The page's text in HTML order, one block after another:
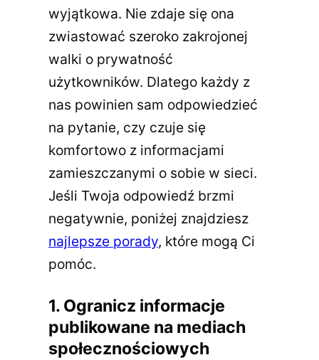
wyjątkowa. Nie zdaje się ona
zwiastować szeroko zakrojonej
walki o prywatność
użytkowników. Dlatego każdy z
nas powinien sam odpowiedzieć
na pytanie, czy czuje się
komfortowo z informacjami
zamieszczanymi o sobie w sieci.
Jeśli Twoja odpowiedź brzmi
negatywnie, poniżej znajdziesz
najlepsze porady, które mogą Ci
pomóc.
1. Ogranicz informacje
publikowane na mediach
społecznościowych